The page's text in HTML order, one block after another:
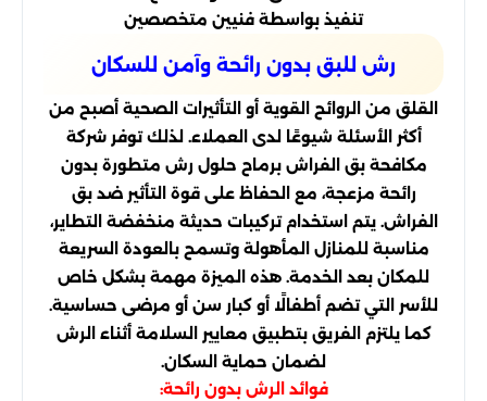
تنفيذ بواسطة فنيين متخصصين
رش للبق بدون رائحة وآمن للسكان
القلق من الروائح القوية أو التأثيرات الصحية أصبح من
أكثر الأسئلة شيوعًا لدى العملاء. لذلك توفر شركة
مكافحة بق الفراش برماح حلول رش متطورة بدون
رائحة مزعجة، مع الحفاظ على قوة التأثير ضد بق
الفراش. يتم استخدام تركيبات حديثة منخفضة التطاير،
مناسبة للمنازل المأهولة وتسمح بالعودة السريعة
للمكان بعد الخدمة. هذه الميزة مهمة بشكل خاص
للأسر التي تضم أطفالًا أو كبار سن أو مرضى حساسية.
كما يلتزم الفريق بتطبيق معايير السلامة أثناء الرش
لضمان حماية السكان.
فوائد الرش بدون رائحة: